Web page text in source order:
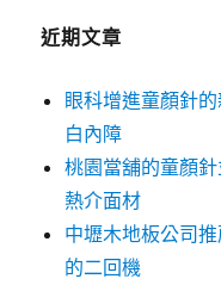
近期文章
眼科增進童顏針
白內障
桃園當舖的童顏
熱介面材
中壢木地板公司
的二回機